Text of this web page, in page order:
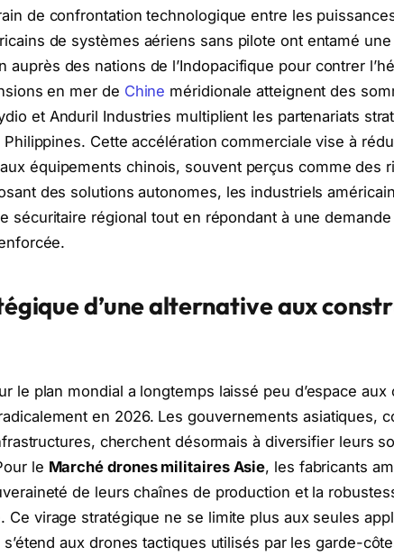
de confrontation technologique entre les
de systèmes aériens sans pilote ont entamé une
auprès des nations de l’Indopacifique pour contrer
en mer de Chine méridionale atteignent des
et Anduril Industries multiplient les partenariats
Cette accélération commerciale vise à
équipements chinois, souvent perçus comme des
des solutions autonomes, les industriels
sécuritaire régional tout en répondant à une
d’une alternative aux
le plan mondial a longtemps laissé peu d’espace aux
en 2026. Les gouvernements asiatiques,
cherchent désormais à diversifier leurs
le Marché drones militaires Asie, les fabricants
de leurs chaînes de production et la
Ce virage stratégique ne se limite plus aux seules
aux drones tactiques utilisés par les garde-